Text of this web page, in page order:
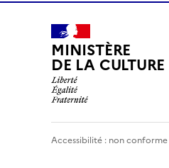
MINISTÈRE
DE LA CULTURE
Accessibilité : non conforme